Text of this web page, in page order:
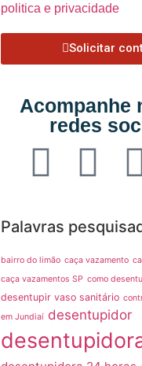
politica e privacidade
Solicitar
Acompanhe
redes
Palavras
bairro do limão caça vazamento
caça vazamentos SP como
desentupir vaso sanitário
em Jundiaí desentupidor